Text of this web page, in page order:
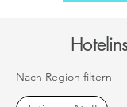
Nach Region filtern